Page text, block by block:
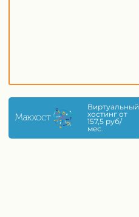
Виртуальный
хостинг от
157,5 руб/
мес.